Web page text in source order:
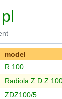
model
R 100
Radiola
ZDZ100/5